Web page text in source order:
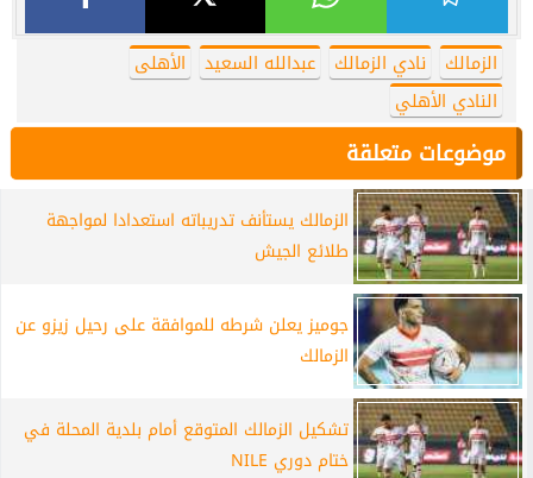
الزمالك نادي الزمالك عبدالله السعيد
الأهلى
النادي الأهلي
موضوعات متعلقة
الزمالك يستأنف تدريباته استعدادا لمواجهة
طلائع الجيش
جوميز يعلن شرطه للموافقة على رحيل زيزو عن
الزمالك
تشكيل الزمالك المتوقع أمام بلدية المحلة في
ختام دوري NILE